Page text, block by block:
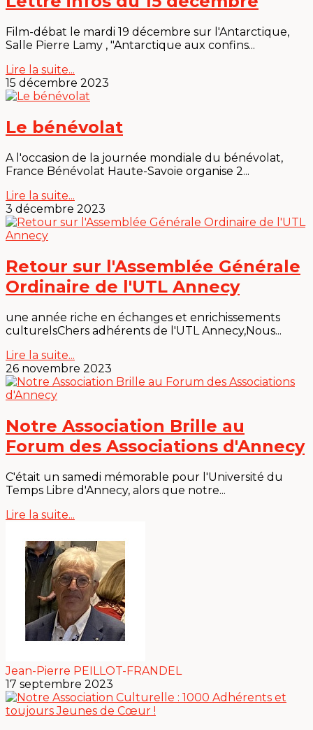
Film-débat le mardi 19 décembre sur l'Antarctique,
Salle Pierre Lamy , "Antarctique aux confins...
Lire la suite...
15 décembre 2023
Le bénévolat
A l'occasion de la journée mondiale du bénévolat,
France Bénévolat Haute-Savoie organise 2...
Lire la suite...
3 décembre 2023
Retour sur l'Assemblée Générale
Ordinaire de l'UTL Annecy
une année riche en échanges et enrichissements
culturelsChers adhérents de l'UTL Annecy,Nous...
Lire la suite...
26 novembre 2023
Notre Association Brille au
Forum des Associations d'Annecy
C'était un samedi mémorable pour l'Université du
Temps Libre d'Annecy, alors que notre...
Lire la suite...
Jean-Pierre PEILLOT-FRANDEL
17 septembre 2023